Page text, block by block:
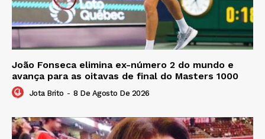
João Fonseca elimina ex-número 2 do mundo e
avança para as oitavas de final do Masters 1000
Jota Brito - 8 De Agosto De 2026